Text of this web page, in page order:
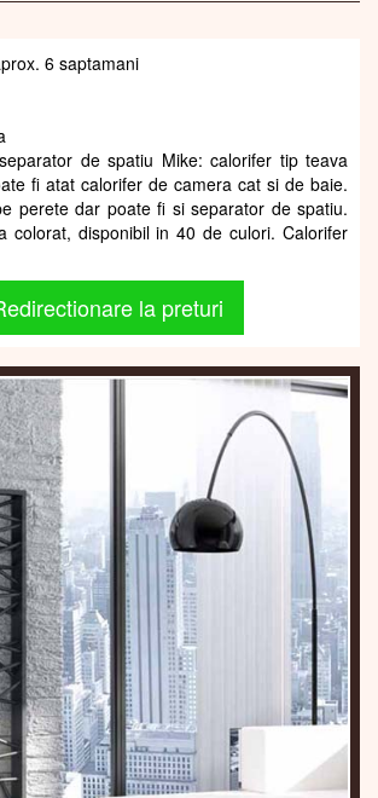
6 saptamani
de spatiu Mike: calorifer tip teava
fi atat calorifer de camera cat si de baie.
perete dar poate fi si separator de spatiu.
colorat, disponibil in 40 de culori. Calorifer
la preturi